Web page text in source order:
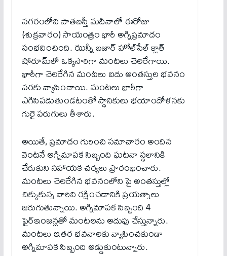
నగరంలోని పాతబ‌స్తీ మదీనాలో ఈరోజు
(శుక్రవారం) సాయంత్రం భారీ అగ్నిప్రమాదం
సంభవించింది. ఝన్నీ బజార్ హోల్‌సేల్ క్లాత్
షోరూమ్‌లో ఒక్క‌సారిగా మంట‌లు చెల‌రేగాయి.
భారీగా చెల‌రేగిన‌ మంటలు ఐదు అంతస్తుల భవనం
వరకు వ్యాపించాయి. మంట‌లు భారీగా
ఎగిసిప‌డుతుండ‌టంతో స్థానికులు భయాందోళనకు
గురై పరుగులు తీశారు.
అయితే, ప్రమాదం గురించి సమాచారం అందిన
వెంటనే అగ్నిమాపక సిబ్బంది ఘటనా స్థలానికి
చేరుకుని సహాయక చర్యలు ప్రారంభించారు.
మంటలు చెలరేగిన భవనంలోని పై అంతస్తుల్లో
చిక్కుకున్న వారిని రక్షించడానికి ప్రయత్నాలు
జరుగుతున్నాయి. అగ్నిమాపక సిబ్బంది 4
ఫైర్ఇంజ‌న్ల‌తో మంటలను అదుపు చేస్తున్నారు.
మంటలు ఇతర భవనాలకు వ్యాపించకుండా
అగ్నిమాపక సిబ్బంది అడ్డుకుంటున్నారు.